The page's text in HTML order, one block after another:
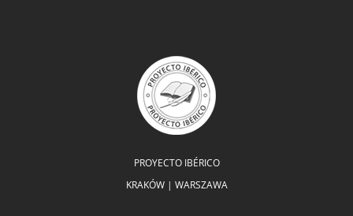
PROYECTO IBÉRICO
KRAKÓW | WARSZAWA